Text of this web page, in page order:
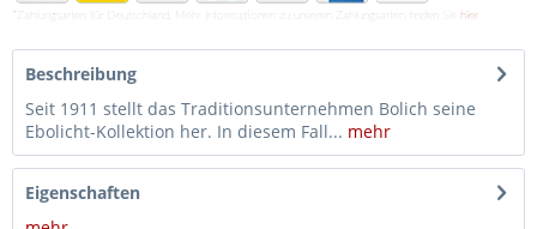
*Zahlungsarten für Deutschland. Mehr Informationen zu unseren Zahlungsarten finden Sie hier
Beschreibung
Seit 1911 stellt das Traditionsunternehmen Bolich seine
Ebolicht-Kollektion her. In diesem Fall... mehr
Eigenschaften